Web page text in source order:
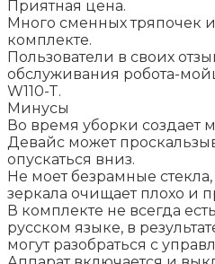
Приятная цена.
Много сменных тряпочек
комплекте.
Пользователи в своих
обслуживания робота-
W110-T.
Минусы
Во время уборки создает
Девайс может
опускаться вниз.
Не моет безрамные
зеркала очищает плохо и
В комплекте не всегда
русском языке, в
могут разобраться с